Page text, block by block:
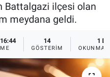
Battalgazi ilçesi olan
meydana geldi.
14
GÖSTERIM
1 DK
OKUNMA